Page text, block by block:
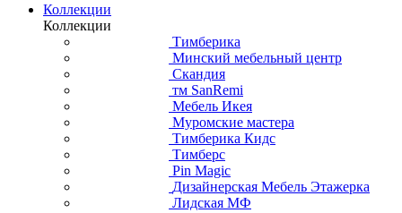
Коллекции
Коллекции
Тимберика
Минский мебельный центр
Скандия
тм SanRemi
Мебель Икея
Муромские мастера
Тимберика Кидс
Тимберс
Pin Magic
Дизайнерская Мебель Этажерка
Лидская МФ